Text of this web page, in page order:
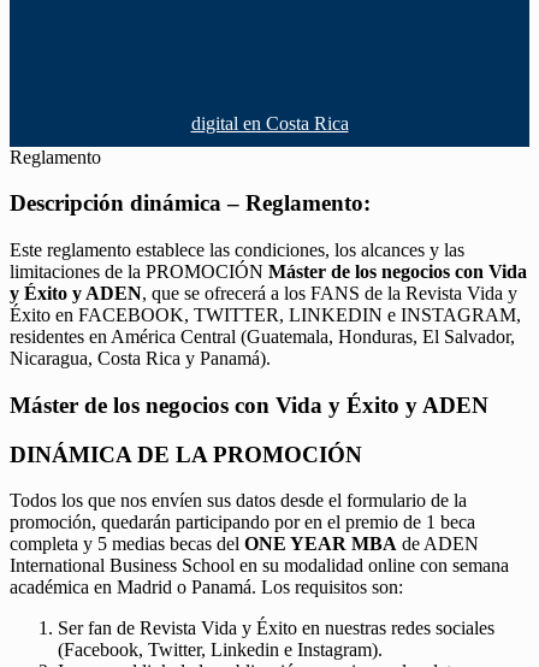
digital en Costa Rica
Reglamento
Descripción dinámica – Reglamento:
Este reglamento establece las condiciones, los alcances y las
limitaciones de la PROMOCIÓN Máster de los negocios con Vida
y Éxito y ADEN, que se ofrecerá a los FANS de la Revista Vida y
Éxito en FACEBOOK, TWITTER, LINKEDIN e INSTAGRAM,
residentes en América Central (Guatemala, Honduras, El Salvador,
Nicaragua, Costa Rica y Panamá).
Máster de los negocios con Vida y Éxito y ADEN
DINÁMICA DE LA PROMOCIÓN
Todos los que nos envíen sus datos desde el formulario de la
promoción, quedarán participando por en el premio de 1 beca
completa y 5 medias becas del ONE YEAR MBA de ADEN
International Business School en su modalidad online con semana
académica en Madrid o Panamá. Los requisitos son:
Ser fan de Revista Vida y Éxito en nuestras redes sociales
(Facebook, Twitter, Linkedin e Instagram).